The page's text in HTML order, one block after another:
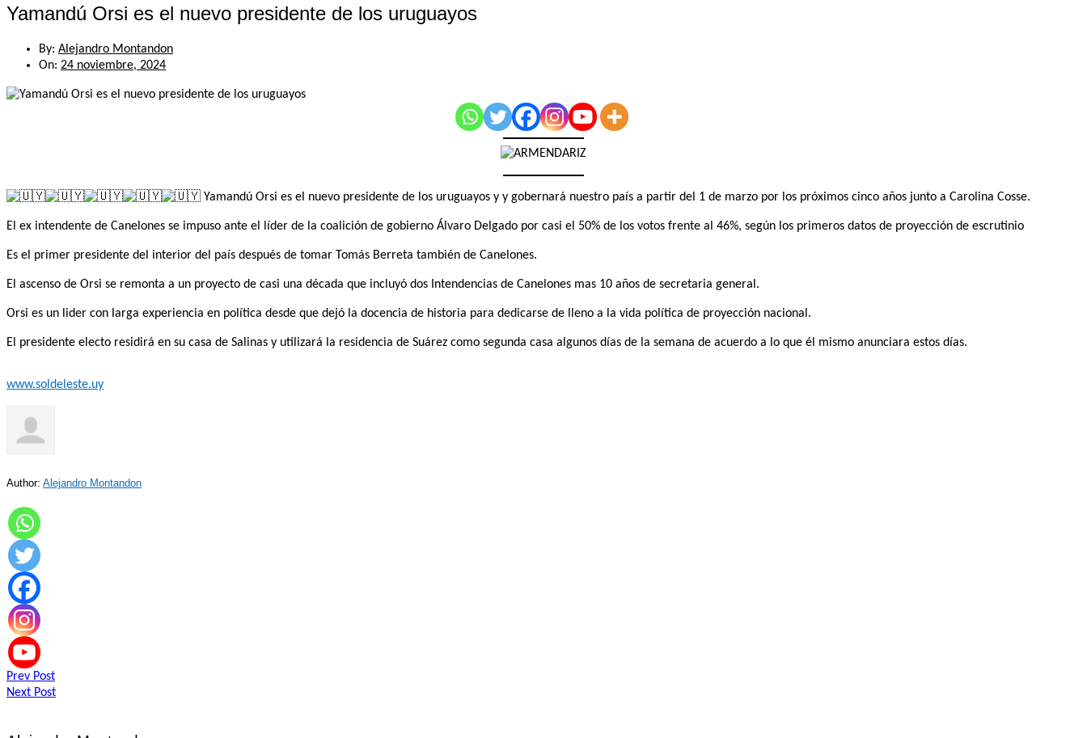
Yamandú Orsi es el nuevo presidente de los uruguayos
By: Alejandro Montandon
On: 24 noviembre, 2024
Yamandú Orsi es el nuevo presidente de los uruguayos y y gobernará nuestro país a partir del 1 de marzo por los próximos cinco años junto a Carolina Cosse.
El ex intendente de Canelones se impuso ante el líder de la coalición de gobierno Álvaro Delgado por casi el 50% de los votos frente al 46%, según los primeros datos de proyección de escrutinio
Es el primer presidente del interior del país después de tomar Tomás Berreta también de Canelones.
El ascenso de Orsi se remonta a un proyecto de casi una década que incluyó dos Intendencias de Canelones mas 10 años de secretaria general.
Orsi es un lider con larga experiencia en política desde que dejó la docencia de historia para dedicarse de lleno a la vida política de proyección nacional.
El presidente electo residirá en su casa de Salinas y utilizará la residencia de Suárez como segunda casa algunos días de la semana de acuerdo a lo que él mismo anunciara estos días.
www.soldeleste.uy
Author: Alejandro Montandon
Navegación
de
Prev Post
Next Post